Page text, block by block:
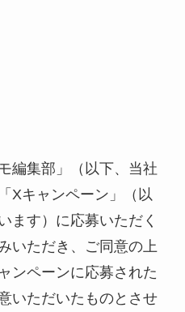
編集部」（以下、当社
Xキャンペーン」（以
ます）に応募いただく
いただき、ご同意の上
ンペーンに応募された
いただいたものとさせ